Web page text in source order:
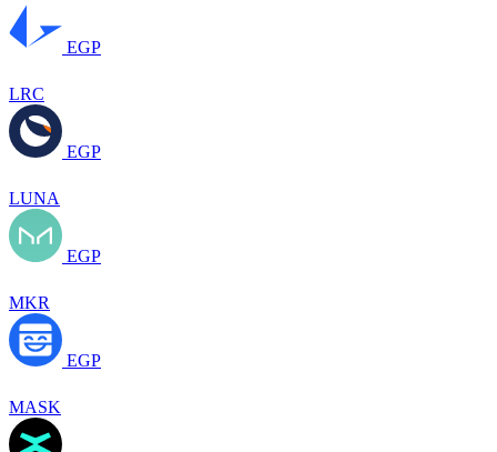
EGP
LRC
EGP
LUNA
EGP
MKR
EGP
MASK